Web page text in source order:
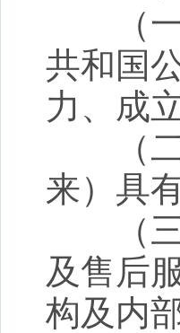
（一
共和国
力、 成
（二
来）具
（三
及售后
构及内